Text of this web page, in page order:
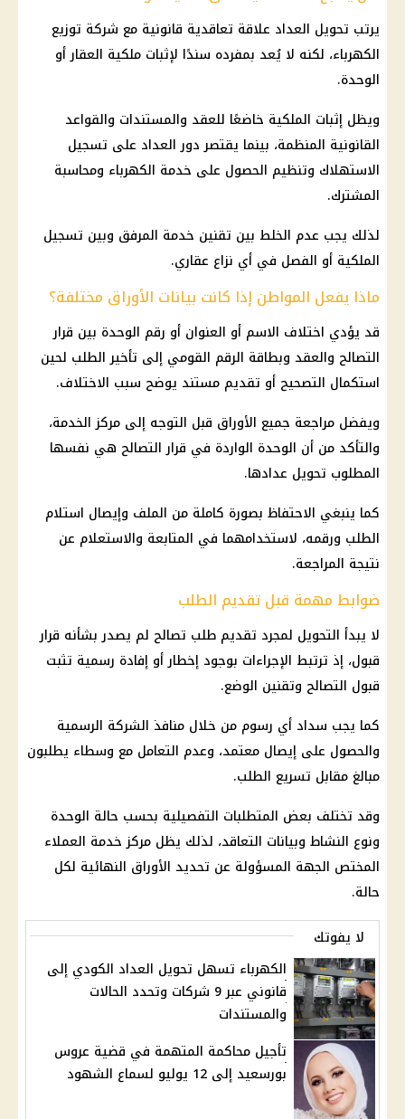
يرتب تحويل العداد علاقة تعاقدية قانونية مع شركة توزيع
الكهرباء، لكنه لا يُعد بمفرده سندًا لإثبات ملكية العقار أو
الوحدة.
ويظل إثبات الملكية خاضعًا للعقد والمستندات والقواعد
القانونية المنظمة، بينما يقتصر دور العداد على تسجيل
الاستهلاك وتنظيم الحصول على خدمة الكهرباء ومحاسبة
المشترك.
لذلك يجب عدم الخلط بين تقنين خدمة المرفق وبين تسجيل
الملكية أو الفصل في أي نزاع عقاري.
ماذا يفعل المواطن إذا كانت بيانات الأوراق مختلفة؟
قد يؤدي اختلاف الاسم أو العنوان أو رقم الوحدة بين قرار
التصالح والعقد وبطاقة الرقم القومي إلى تأخير الطلب لحين
استكمال التصحيح أو تقديم مستند يوضح سبب الاختلاف.
ويفضل مراجعة جميع الأوراق قبل التوجه إلى مركز الخدمة،
والتأكد من أن الوحدة الواردة في قرار التصالح هي نفسها
المطلوب تحويل عدادها.
كما ينبغي الاحتفاظ بصورة كاملة من الملف وإيصال استلام
الطلب ورقمه، لاستخدامهما في المتابعة والاستعلام عن
نتيجة المراجعة.
ضوابط مهمة قبل تقديم الطلب
لا يبدأ التحويل لمجرد تقديم طلب تصالح لم يصدر بشأنه قرار
قبول، إذ ترتبط الإجراءات بوجود إخطار أو إفادة رسمية تثبت
قبول التصالح وتقنين الوضع.
كما يجب سداد أي رسوم من خلال منافذ الشركة الرسمية
والحصول على إيصال معتمد، وعدم التعامل مع وسطاء يطلبون
مبالغ مقابل تسريع الطلب.
وقد تختلف بعض المتطلبات التفصيلية بحسب حالة الوحدة
ونوع النشاط وبيانات التعاقد، لذلك يظل مركز خدمة العملاء
المختص الجهة المسؤولة عن تحديد الأوراق النهائية لكل
حالة.
لا يفوتك
الكهرباء تسهل تحويل العداد الكودي إلى
قانوني عبر 9 شركات وتحدد الحالات
والمستندات
تأجيل محاكمة المتهمة في قضية عروس
بورسعيد إلى 12 يوليو لسماع الشهود